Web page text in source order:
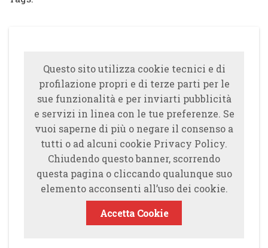
Questo sito utilizza cookie tecnici e di
profilazione propri e di terze parti per le
sue funzionalità e per inviarti pubblicità
e servizi in linea con le tue preferenze. Se
vuoi saperne di più o negare il consenso a
tutti o ad alcuni cookie Privacy Policy.
Chiudendo questo banner, scorrendo
questa pagina o cliccando qualunque suo
elemento acconsenti all’uso dei cookie.
Accetta Cookie